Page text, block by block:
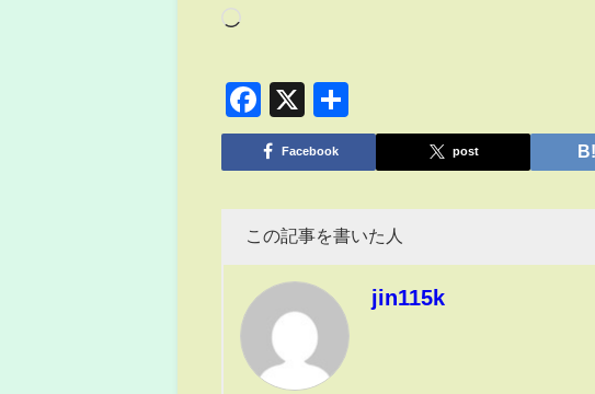
Facebook
X
有
Facebook post
この記事を書いた人
jin115k